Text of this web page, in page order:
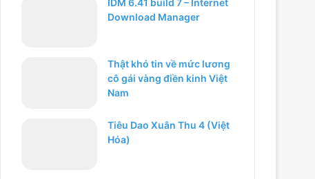
IDM 6.41 build 7 – Internet
Download Manager
Thật khó tin về mức lương
cô gái vàng điền kinh Việt
Nam
Tiêu Dao Xuân Thu 4 (Việt
Hóa)